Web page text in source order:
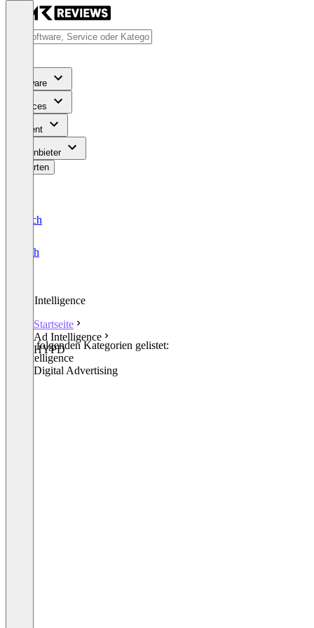
Software
Services
Content
Für Anbieter
Bewerten
Deutsch
English
Ad Intelligence
Startseite
Ad Intelligence
HYPD
In den folgenden Kategorien gelistet:
Ad Intelligence
Other Digital Advertising